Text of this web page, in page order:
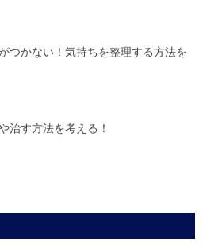
つかない！気持ちを整理する方法を
治す方法を考える！